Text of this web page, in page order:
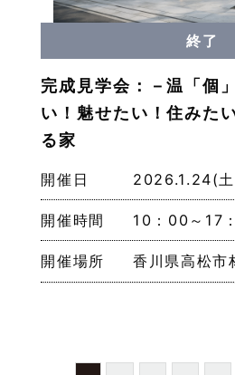
終了
完成見学会：－温「個
い！魅せたい！住みた
る家
開催日 2026.1.24(
開催時間 10：00～17
開催場所 香川県高松市